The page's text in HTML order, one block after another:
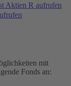
Aktien R aufrufen
mit
Fonds an: